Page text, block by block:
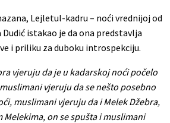
Lejletul-kadru – noći vrednijoj od
istakao je da ona predstavlja
i priliku za duboku introspekciju.
vjeruju da je u kadarskoj noći počelo
vjeruju da se nešto posebno
muslimani vjeruju da i Melek Džebra,
Melekima, on se spušta i muslimani